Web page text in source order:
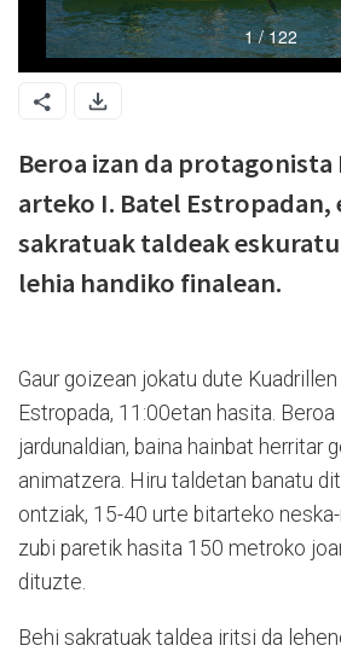
Beroa izan da
arteko I. Batel Estropadan,
sakratuak taldeak
lehia handiko finalean.
Gaur goizean jokatu dute
Estropada, 11:00etan hasita. Beroa
jardunaldian, baina hainbat herritar
animatzera. Hiru taldetan banatu
ontziak, 15-40 urte bitarteko
zubi paretik hasita 150 metroko
dituzte.
Behi sakratuak taldea iritsi da